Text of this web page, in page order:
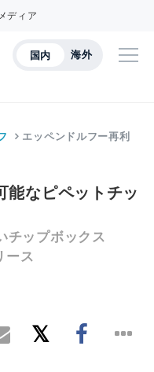
ディア
国内 海外
エッペンドルフー再利
能なピペットチッ
チップボックス
ース